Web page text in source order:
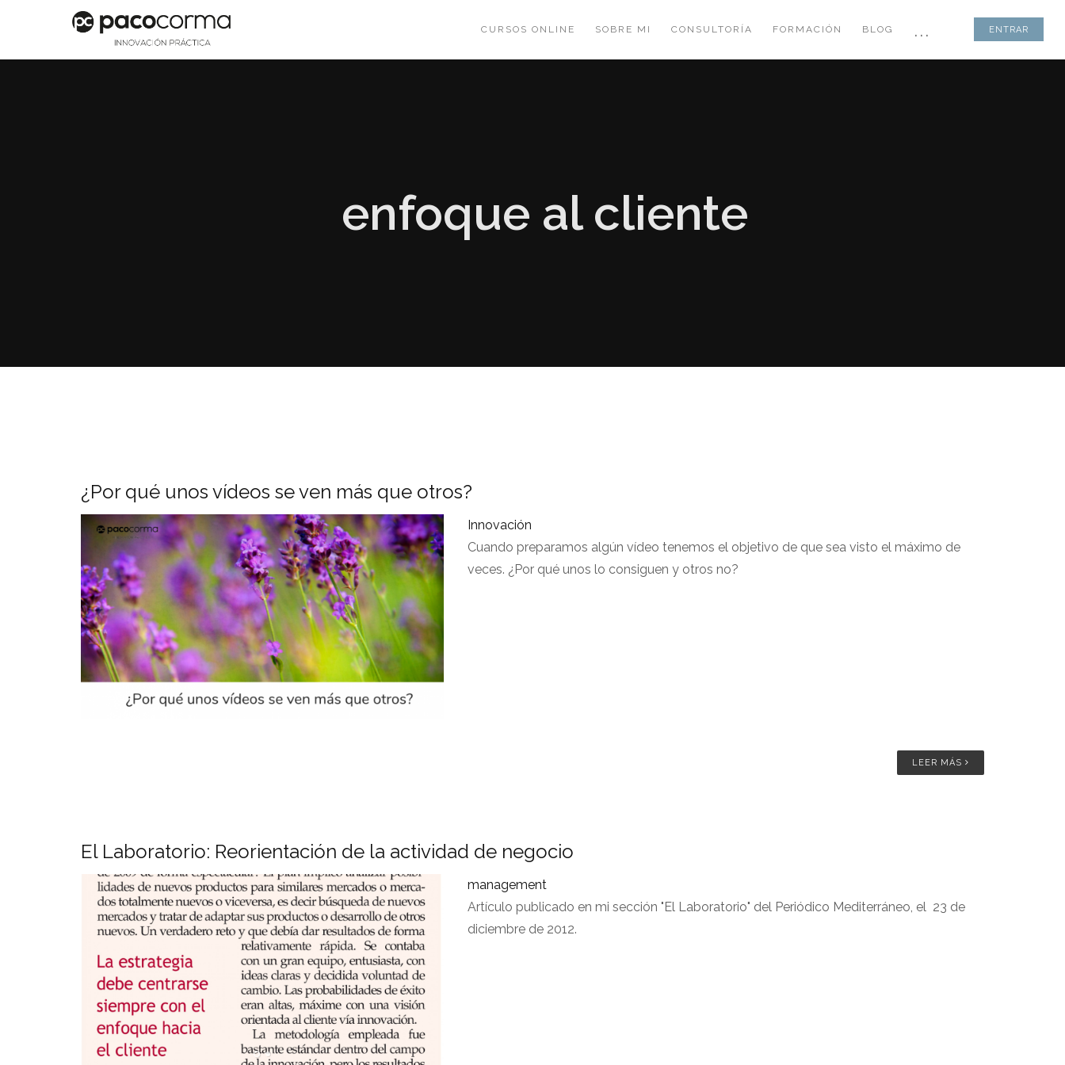
CURSOS ONLINE SOBRE MI CONSULTORÍA FORMACIÓN BLOG ... ENTRAR
enfoque al cliente
¿Por qué unos vídeos se ven más que otros?
Innovación
Cuando preparamos algún vídeo tenemos el objetivo de que sea visto el máximo de
veces. ¿Por qué unos lo consiguen y otros no?
LEER MÁS
El Laboratorio: Reorientación de la actividad de negocio
management
Artículo publicado en mi sección "El Laboratorio" del Periódico Mediterráneo, el 23 de
diciembre de 2012.